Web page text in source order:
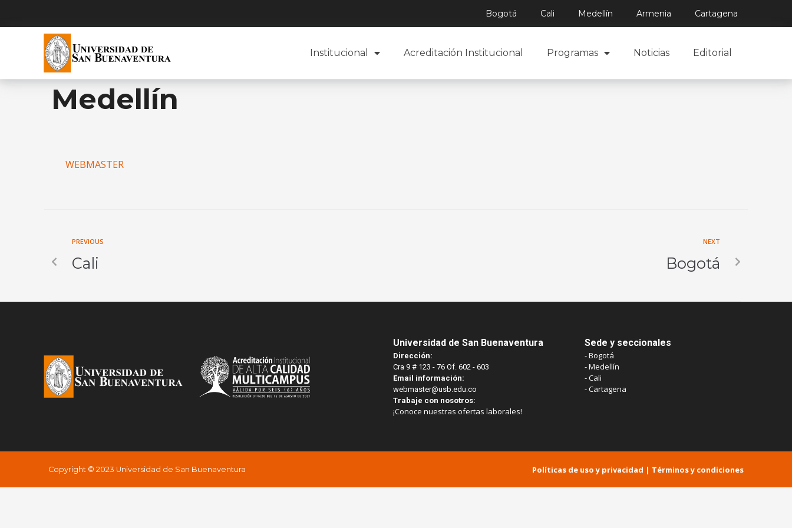
Bogotá Cali Medellín Armenia Cartagena
Institucional Acreditación Institucional Programas Noticias Editorial
Medellín
WEBMASTER
PREVIOUS
Cali
NEXT
Bogotá
Universidad de San Buenaventura
Dirección:
Cra 9 # 123 - 76 Of. 602 - 603
Email información:
webmaster@usb.edu.co
Trabaje con nosotros:
¡Conoce nuestras ofertas laborales!
Sede y seccionales
- Bogotá
- Medellín
- Cali
- Cartagena
Copyright © 2023 Universidad de San Buenaventura Políticas de uso y privacidad ​ | Términos y condiciones​